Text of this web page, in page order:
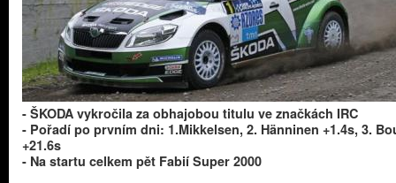
- ŠKODA vykročila za obhajobou titulu ve značkách IRC
- Pořadí po prvním dni: 1.Mikkelsen, 2. Hänninen +1.4s, 3.
+21.6s
- Na startu celkem pět Fabií Super 2000